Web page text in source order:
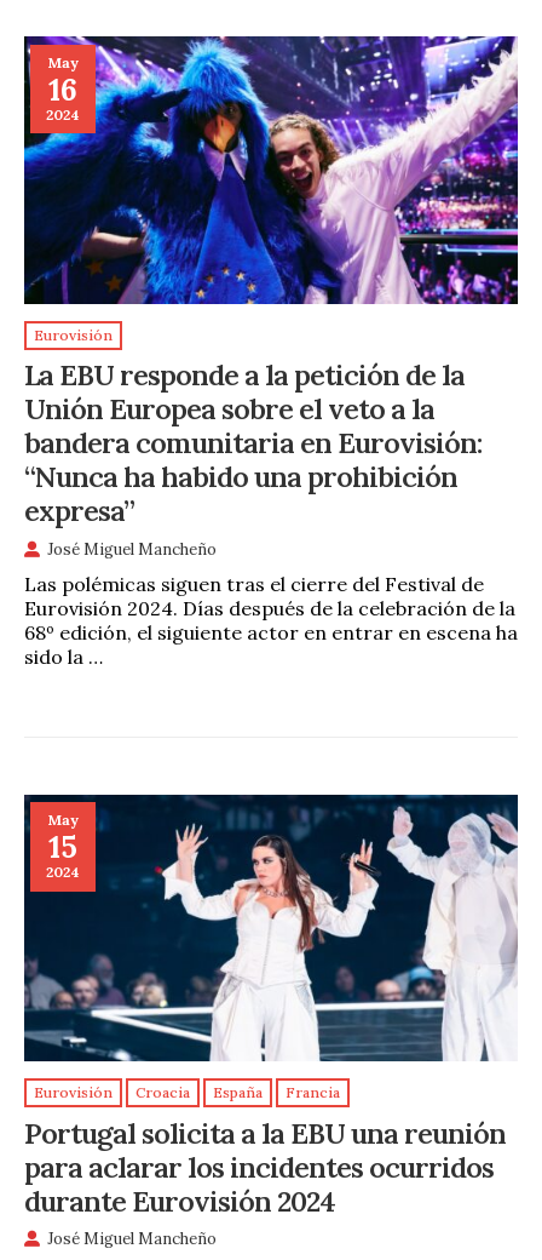
May
16
2024
Eurovisión
La EBU responde a la petición de la
Unión Europea sobre el veto a la
bandera comunitaria en Eurovisión:
“Nunca ha habido una prohibición
expresa”
José Miguel Mancheño
Las polémicas siguen tras el cierre del Festival de
Eurovisión 2024. Días después de la celebración de la
68º edición, el siguiente actor en entrar en escena ha
sido la …
May
15
2024
Eurovisión Croacia España Francia
Portugal solicita a la EBU una reunión
para aclarar los incidentes ocurridos
durante Eurovisión 2024
José Miguel Mancheño